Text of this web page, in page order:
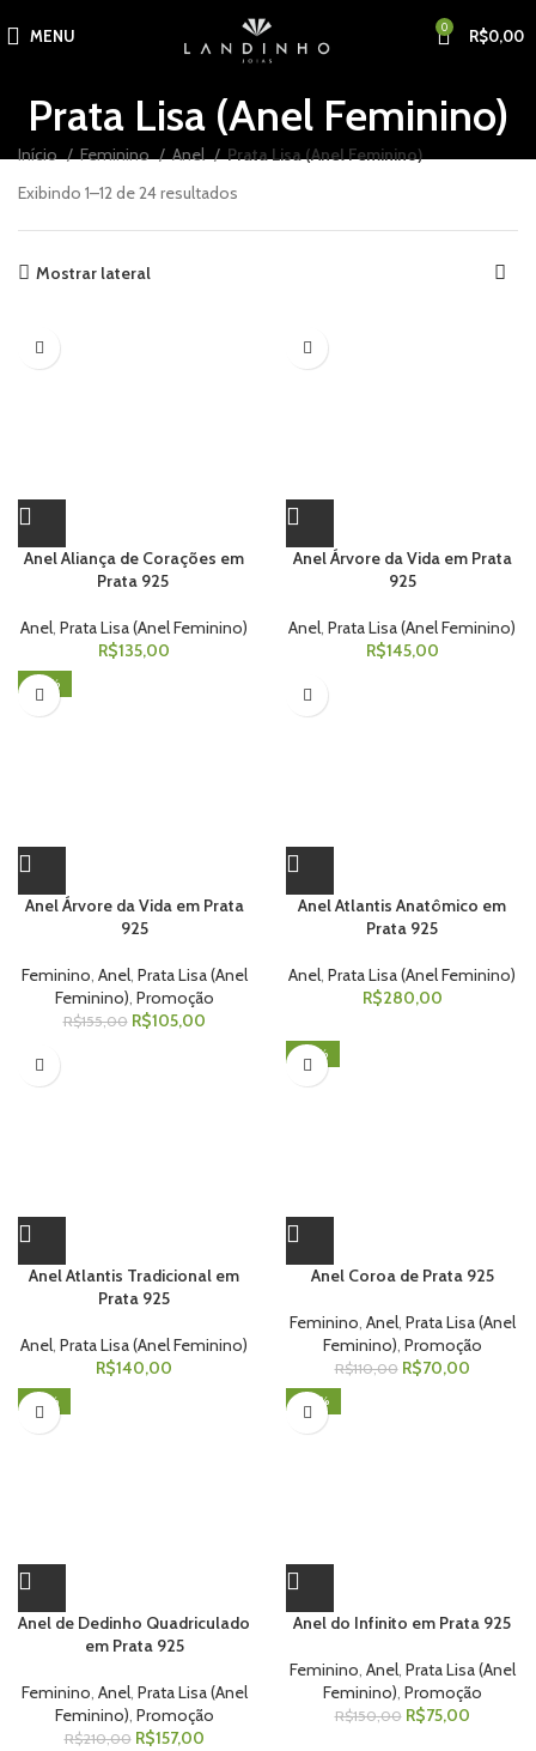
MENU 0 R$0,00
Prata Lisa (Anel Feminino)
Início Feminino Anel
Prata Lisa (Anel Feminino)
Exibindo 1–12 de 24 resultados
Mostrar lateral
Anel Aliança de Corações em
Prata 925
Anel, Prata Lisa (Anel Feminino)
R$135,00
Anel Árvore da Vida em Prata
925
Anel, Prata Lisa (Anel Feminino)
R$145,00
-32%
Anel Árvore da Vida em Prata
925
Feminino, Anel, Prata Lisa (Anel
Feminino), Promoção
R$155,00 R$105,00
Anel Atlantis Anatômico em
Prata 925
Anel, Prata Lisa (Anel Feminino)
R$280,00
Anel Atlantis Tradicional em
Prata 925
Anel, Prata Lisa (Anel Feminino)
R$140,00
-36%
Anel Coroa de Prata 925
Feminino, Anel, Prata Lisa (Anel
Feminino), Promoção
R$110,00 R$70,00
-25%
Anel de Dedinho Quadriculado
em Prata 925
Feminino, Anel, Prata Lisa (Anel
Feminino), Promoção
R$210,00 R$157,00
-50%
Anel do Infinito em Prata 925
Feminino, Anel, Prata Lisa (Anel
Feminino), Promoção
R$150,00 R$75,00